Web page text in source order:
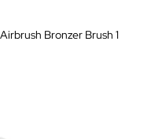
Bronzer Brush 1